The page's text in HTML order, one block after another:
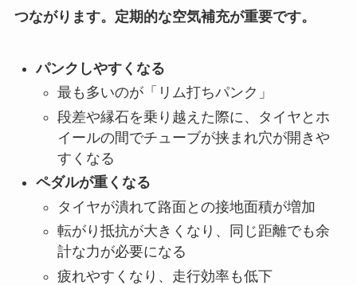
つながります。定期的な空気補充が重要です。
パンクしやすくなる
最も多いのが「リム打ちパンク」
段差や縁石を乗り越えた際に、タイヤとホ
イールの間でチューブが挟まれ穴が開きや
すくなる
ペダルが重くなる
タイヤが潰れて路面との接地面積が増加
転がり抵抗が大きくなり、同じ距離でも余
計な力が必要になる
疲れやすくなり、走行効率も低下